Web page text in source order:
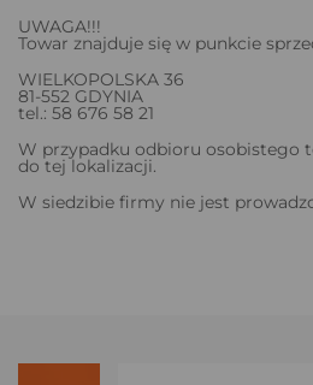
UWAGA!!!
Towar znajduje się w punkcie
WIELKOPOLSKA 36
81-552 GDYNIA
tel.: 58 676 58 21
W przypadku odbioru osobistego
do tej lokalizacji.
W siedzibie firmy nie jest